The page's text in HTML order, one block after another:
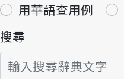
用華語查用例
搜尋